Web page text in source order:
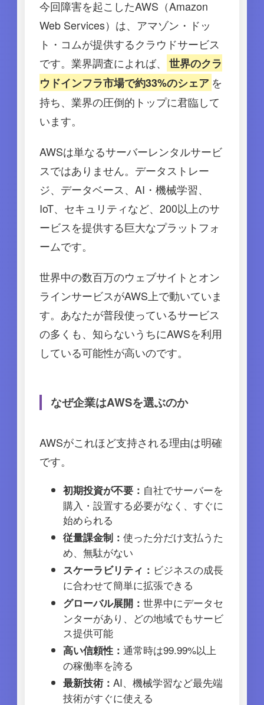
今回障害を起こしたAWS（Amazon
Web Services）は、アマゾン・ドッ
ト・コムが提供するクラウドサービス
です。業界調査によれば、
世界のクラ
ウドインフラ市場で約33%のシェア を
持ち、業界の圧倒的トップに君臨して
います。
AWSは単なるサーバーレンタルサービ
スではありません。データストレー
ジ、データベース、AI・機械学習、
IoT、セキュリティなど、200以上のサ
ービスを提供する巨大なプラットフォ
ームです。
世界中の数百万のウェブサイトとオン
ラインサービスがAWS上で動いていま
す。あなたが普段使っているサービス
の多くも、知らないうちにAWSを利用
している可能性が高いのです。
なぜ企業はAWSを選ぶのか
AWSがこれほど支持される理由は明確
です。
初期投資が不要： 自社でサーバーを
購入・設置する必要がなく、すぐに
始められる
従量課金制：使った分だけ支払うた
め、無駄がない
スケーラビリティ： ビジネスの成長
に合わせて簡単に拡張できる
グローバル展開：世界中にデータセ
ンターがあり、どの地域でもサービ
ス提供可能
高い信頼性：通常時は99.99%以上
の稼働率を誇る
最新技術：AI、機械学習など最先端
技術がすぐに使える